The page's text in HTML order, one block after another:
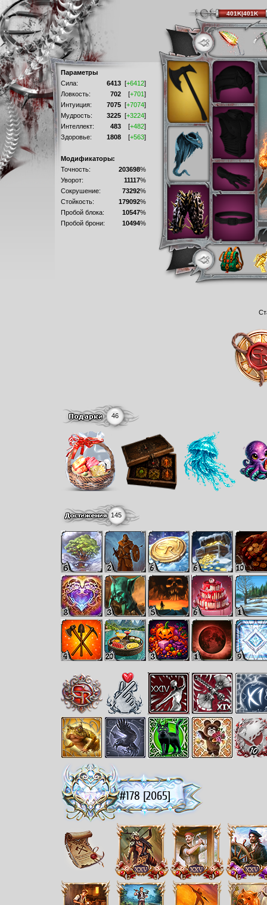
Параметры
Сила:
6413 [+6412]
Ловкость:
702 [+701]
Интуиция:
7075 [+7074]
Мудрость:
3225 [+3224]
Интеллект:
483 [+482]
Здоровье:
1808 [+563]
Модификаторы:
Точность:
203698%
Уворот:
11117%
Сокрушение:
73292%
Стойкость:
179092%
Пробой блока:
10547%
Пробой брони:
10494%
46
145
#178 [2065]
401K|401K